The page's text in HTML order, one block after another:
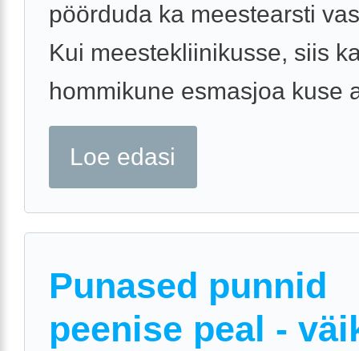
pöörduda ka meestearsti
Kui meestekliinikusse, siis
hommikune esmasjoa kuse
Loe edasi
Punased punnid
peenise peal -